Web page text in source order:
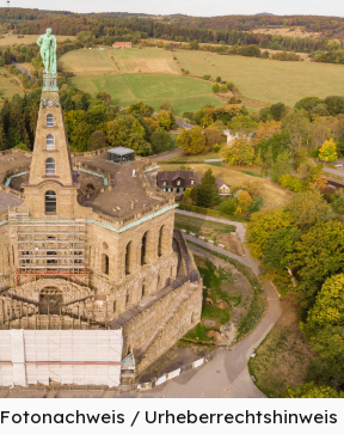
Fotonachweis / Urheberrechtshinweis